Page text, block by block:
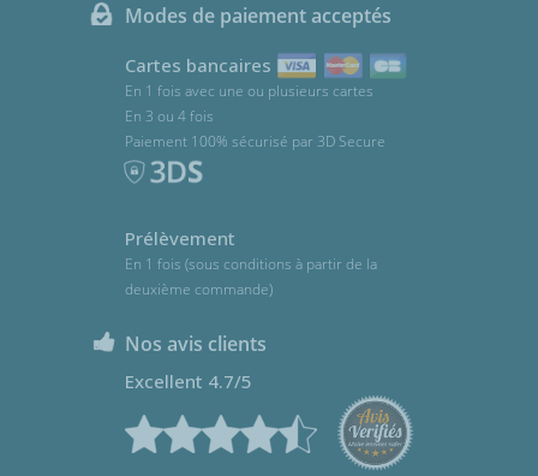
Modes de paiement acceptés
Cartes bancaires
En 1 fois avec une ou plusieurs cartes
En 3 ou 4 fois
Paiement 100% sécurisé par 3D Secure
Prélèvement
En 1 fois (sous conditions à partir de la
deuxième commande)
Nos avis clients
Excellent 4.7/5